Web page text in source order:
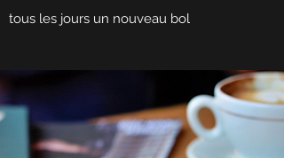
tous les jours un nouveau bol